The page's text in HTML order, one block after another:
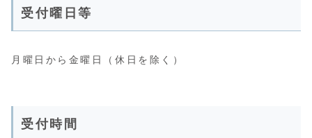
受付曜日等
月曜日から金曜日（休日を除く）
受付時間